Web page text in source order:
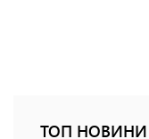
ТОП НОВИНИ